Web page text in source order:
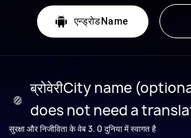
एन्ड्रोडName
ब्रोवेरीCity name
does not need a
सुरक्षा और निजीविता के वेब 3. 0 दुनिया में स्वागत है